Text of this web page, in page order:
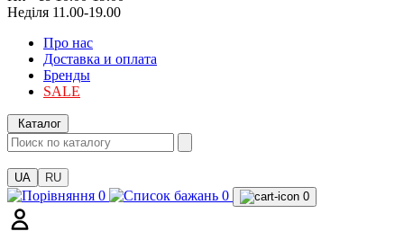
Неділя 11.00-19.00
Про нас
Доставка и оплата
Бренды
SALE
Каталог
UA RU
0 0 0